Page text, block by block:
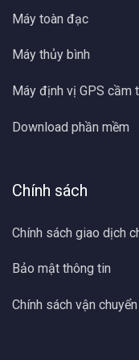
Máy toàn đạc
Máy thủy bình
Máy định vị GPS cầm
Download phần mềm
Chính sách
Chính sách giao dịch
Bảo mật thông tin
Chính sách vận chuyển